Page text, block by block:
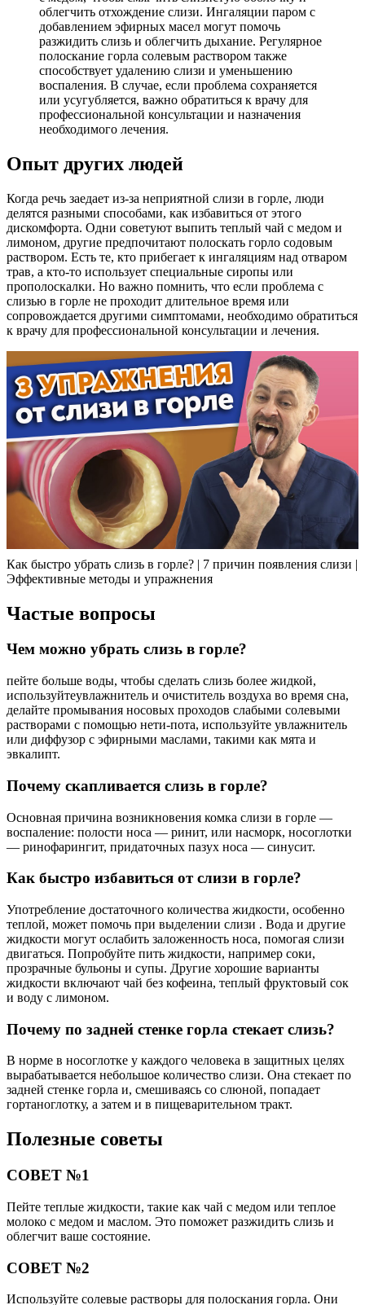
облегчить отхождение слизи. Ингаляции паром с
добавлением эфирных масел могут помочь
разжидить слизь и облегчить дыхание. Регулярное
полоскание горла солевым раствором также
способствует удалению слизи и уменьшению
воспаления. В случае, если проблема сохраняется
или усугубляется, важно обратиться к врачу для
профессиональной консультации и назначения
необходимого лечения.
Опыт других людей
Когда речь заедает из-за неприятной слизи в горле, люди
делятся разными способами, как избавиться от этого
дискомфорта. Одни советуют выпить теплый чай с медом и
лимоном, другие предпочитают полоскать горло содовым
раствором. Есть те, кто прибегает к ингаляциям над отваром
трав, а кто-то использует специальные сиропы или
прополоскалки. Но важно помнить, что если проблема с
слизью в горле не проходит длительное время или
сопровождается другими симптомами, необходимо обратиться
к врачу для профессиональной консультации и лечения.
Как быстро убрать слизь в горле? | 7 причин появления слизи |
Эффективные методы и упражнения
Частые вопросы
Чем можно убрать слизь в горле?
пейте больше воды, чтобы сделать слизь более жидкой,
используйтеувлажнитель и очиститель воздуха во время сна,
делайте промывания носовых проходов слабыми солевыми
растворами с помощью нети-пота, используйте увлажнитель
или диффузор с эфирными маслами, такими как мята и
эвкалипт.
Почему скапливается слизь в горле?
Основная причина возникновения комка слизи в горле —
воспаление: полости носа — ринит, или насморк, носоглотки
— ринофарингит, придаточных пазух носа — синусит.
Как быстро избавиться от слизи в горле?
Употребление достаточного количества жидкости, особенно
теплой, может помочь при выделении слизи . Вода и другие
жидкости могут ослабить заложенность носа, помогая слизи
двигаться. Попробуйте пить жидкости, например соки,
прозрачные бульоны и супы. Другие хорошие варианты
жидкости включают чай без кофеина, теплый фруктовый сок
и воду с лимоном.
Почему по задней стенке горла стекает слизь?
В норме в носоглотке у каждого человека в защитных целях
вырабатывается небольшое количество слизи. Она стекает по
задней стенке горла и, смешиваясь со слюной, попадает
гортаноглотку, а затем и в пищеварительном тракт.
Полезные советы
СОВЕТ №1
Пейте теплые жидкости, такие как чай с медом или теплое
молоко с медом и маслом. Это поможет разжидить слизь и
облегчит ваше состояние.
СОВЕТ №2
Используйте солевые растворы для полоскания горла. Они